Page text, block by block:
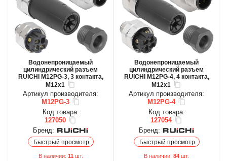
Водонепроницаемый
цилиндрический разъем
RUICHI M12PG-3, 3 контакта,
M12x1
Артикул производителя:
M12PG-3
Код товара:
127050
Бренд:
Быстрый просмотр
В наличии: 11 шт.
Водонепроницаемый
цилиндрический разъем
RUICHI M12PG-4, 4 контакта,
M12x1
Артикул производителя:
M12PG-4
Код товара:
127054
Бренд:
Быстрый просмотр
В наличии: 84 шт.